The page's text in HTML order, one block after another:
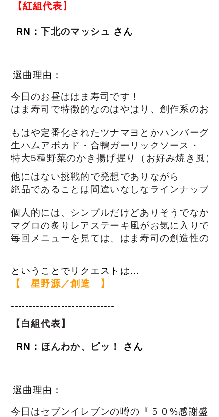
【紅組代表】
RN：下北のマッシュ さん
選曲理由：
今日のお昼ははま寿司です！
はま寿司で特徴的なのはやはり、創作系のお
もはや定番化されたツナマヨとかハンバーグ
生ハムアボカド・合鴨ガーリックソース・
特大5種野菜のかき揚げ握り（お好み焼き風）
他にはない挑戦的で発想でありながら
絶品であることは間違いなしなラインナップ。
個人的には、シンプルだけどありそうでなか
マグロの炙りレアステーキ風がお気に入りで
毎回メニューを見ては、はま寿司の創造性の
ということでリクエストは…
【
星野源／創造 】
-----------------------------
【白組代表】
RN ： ほんわか、ピッ！ さん
選曲理由：
今日はセブンイレブンの噂の『５０%感謝盛